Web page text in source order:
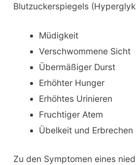
Blutzuckerspiegels
Müdigkeit
Verschwommene Sicht
Übermäßiger Durst
Erhöhter Hunger
Erhöhtes Urinieren
Fruchtiger Atem
Übelkeit und Erbrechen
Zu den Symptomen eines